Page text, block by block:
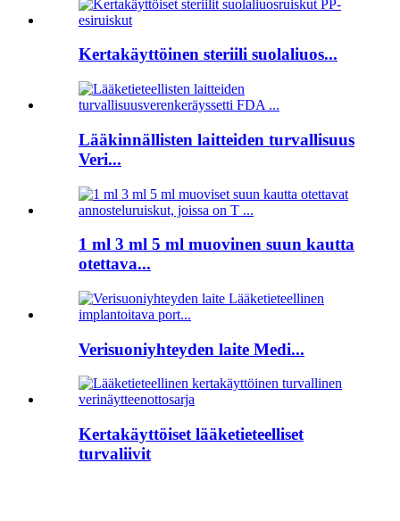
Kertakäyttöinen steriili suolaliuos...
Lääkinnällisten laitteiden turvallisuus
Veri...
1 ml 3 ml 5 ml muovinen suun kautta
otettava...
Verisuoniyhteyden laite Medi...
Kertakäyttöiset lääketieteelliset
turvaliivit